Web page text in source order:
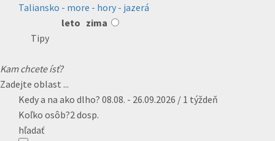
Taliansko - more - hory - jazerá
leto zima
Tipy
Kam chcete ísť?
Zadejte oblast ...
Kedy a na ako dlho? 08.08. - 26.09.2026 / 1 týždeň
Koľko osôb?2 dosp.
hľadať